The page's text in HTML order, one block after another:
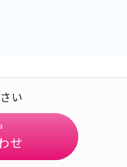
い
せ